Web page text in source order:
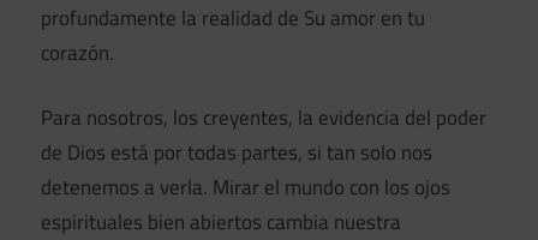
profundamente la realidad de Su amor en tu
corazón.
Para nosotros, los creyentes, la evidencia del poder
de Dios está por todas partes, si tan solo nos
detenemos a verla. Mirar el mundo con los ojos
espirituales bien abiertos cambia nuestra